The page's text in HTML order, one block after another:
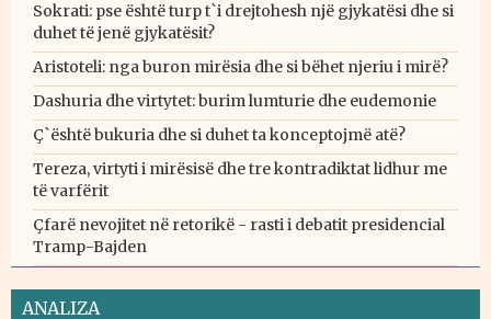
Sokrati: pse është turp t`i drejtohesh një gjykatësi dhe si
duhet të jenë gjykatësit?
Aristoteli: nga buron mirësia dhe si bëhet njeriu i mirë?
Dashuria dhe virtytet: burim lumturie dhe eudemonie
Ç`është bukuria dhe si duhet ta konceptojmë atë?
Tereza, virtyti i mirësisë dhe tre kontradiktat lidhur me
të varfërit
Çfarë nevojitet në retorikë - rasti i debatit presidencial
Tramp-Bajden
ANALIZA